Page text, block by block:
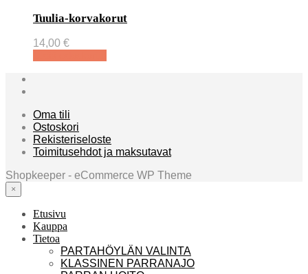
Tuulia-korvakorut
14,00 €
Oma tili
Ostoskori
Rekisteriseloste
Toimitusehdot ja maksutavat
Shopkeeper - eCommerce WP Theme
×
Etusivu
Kauppa
Tietoa
PARTAHÖYLÄN VALINTA
KLASSINEN PARRANAJO